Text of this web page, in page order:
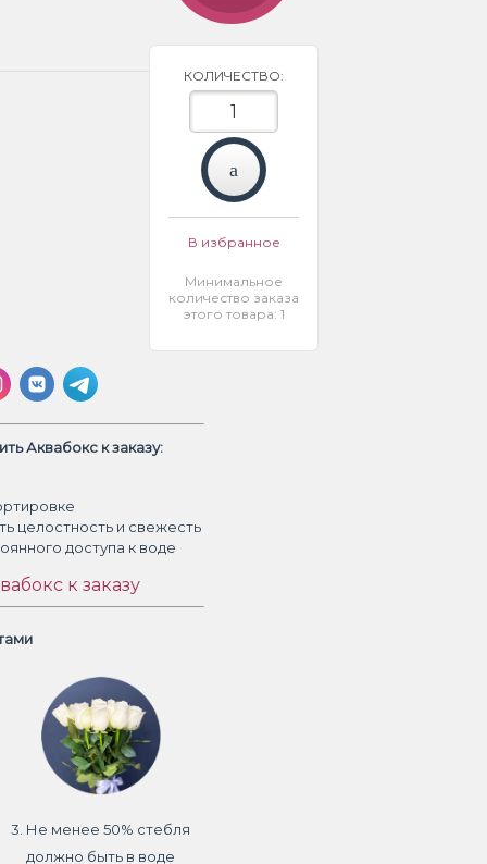
КОЛИЧЕСТВО:
В избранное
Минимальное
количество заказа
этого товара: 1
Аквабокс к заказу:
целостность и свежесть
доступа к воде
к заказу
3. Не менее 50% стебля
должно быть в воде